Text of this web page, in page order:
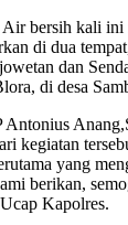
bersih kali ini
di dua
dan
di desa
kegiatan
yang
berikan,
Kapolres.